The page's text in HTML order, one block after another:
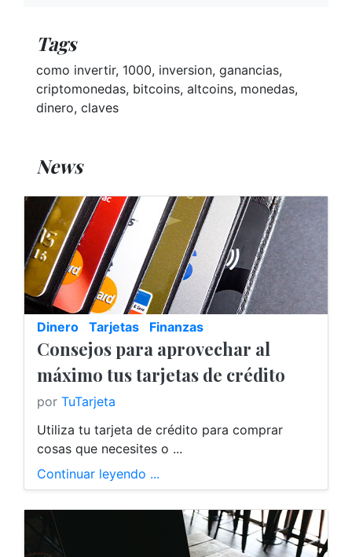
Tags
como invertir, 1000, inversion, ganancias,
criptomonedas, bitcoins, altcoins, monedas,
dinero, claves
News
Dinero Tarjetas Finanzas
Consejos para aprovechar al
máximo tus tarjetas de crédito
por TuTarjeta
Utiliza tu tarjeta de crédito para comprar
cosas que necesites o ...
Continuar leyendo ...